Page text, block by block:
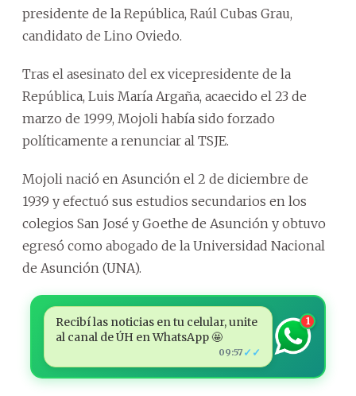
presidente de la República, Raúl Cubas Grau,
candidato de Lino Oviedo.
Tras el asesinato del ex vicepresidente de la
República, Luis María Argaña, acaecido el 23 de
marzo de 1999, Mojoli había sido forzado
políticamente a renunciar al TSJE.
Mojoli nació en Asunción el 2 de diciembre de
1939 y efectuó sus estudios secundarios en los
colegios San José y Goethe de Asunción y obtuvo
egresó como abogado de la Universidad Nacional
de Asunción (UNA).
Recibí las noticias en tu celular, unite
al canal de ÚH en WhatsApp 🤩
09:57 ✓✓
1